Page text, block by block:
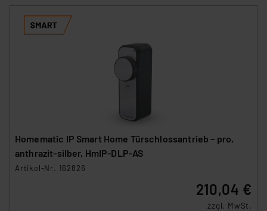
Homematic IP Smart Home Türschlossantrieb – pro,
anthrazit-silber, HmIP‑DLP‑AS
Artikel-Nr. 162826
210,04 €
zzgl. MwSt.